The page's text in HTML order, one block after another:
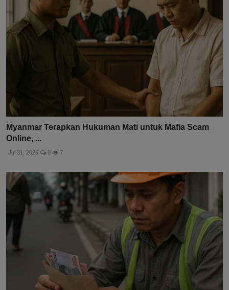
Myanmar Terapkan Hukuman Mati untuk Mafia Scam
Online, ...
Jul 31, 2026 0 7